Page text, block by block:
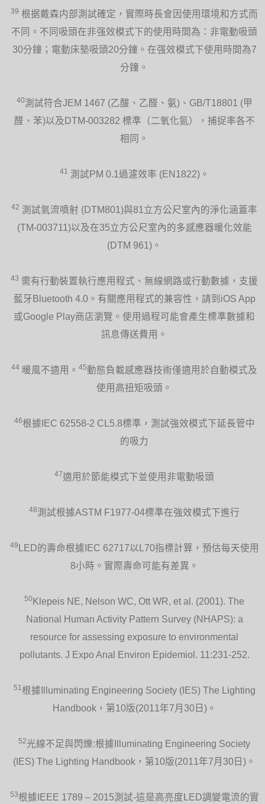
39 根据戴森内部測試確定，實際時長會因使用環境和方式而
不同。不同吸頭在非强效模式下的使用時間為：非電動吸頭
30分鐘；電動床墊吸頭20分鐘。在强效模式下使用時間為7
分鐘。
40測試符合JEM 1467 (乙酸、乙醛、氨)、GB/T18801 (甲
醛、苯)以及DTM-003282 標準（二氧化氮），捕捉率各不
相同。
41 測試PM 0.1過濾效率 (EN1822)。
42 測試氣流噴射 (DTM801)與81立方公尺室內的淨化涵蓋率
(TM-003711)以及在35立方公尺室內的多感應器暖化效能
(DTM 961)。
43 需有行動裝置執行應用程式、無線網路或行動數據，支援
藍牙Bluetooth 4.0。有關應用程式的兼容性，請到iOS App
或Google Play商店瀏覽。使用過程可能會產生標準數據和
訊息傳送費用。
44 暖風不適用。 45動態負載感應器技術僅適用於自動模式及
使用高扭矩吸頭。
46根據IEC 62558-2 CL5.8標準，測試強效模式下延長管中
的吸力
47適用於節能模式下並使用非電動吸頭
48測試根據ASTM F1977-04標準在強效模式下進行
49
LED的壽命根據IEC 62717以L70指標計算，預估每天使用
8小時。實際壽命可能有差異。
50 Klepeis NE, Nelson WC, Ott WR, et al. (2001). The
National Human Activity Pattern Survey (NHAPS): a
resource for assessing exposure to environmental
pollutants. J Expo Anal Environ Epidemiol. 11:231-252.
51 根據Illuminating Engineering Society (IES) The Lighting
Handbook，第10版(2011年7月30日)。
52光線不足與閃爍:根據Illuminating Engineering Society
(IES) The Lighting Handbook，第10版(2011年7月30日)。
53根據IEEE 1789 – 2015測試-這是高亮度LED調變電流的實